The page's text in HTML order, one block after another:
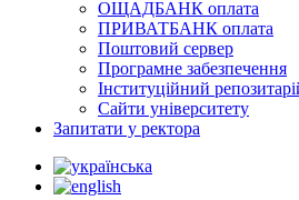
ОЩАДБАНК оплата
ПРИВАТБАНК оплата
Поштовий сервер
Програмне забезпечення
Інституційний
Сайти університету
Запитати у ректора